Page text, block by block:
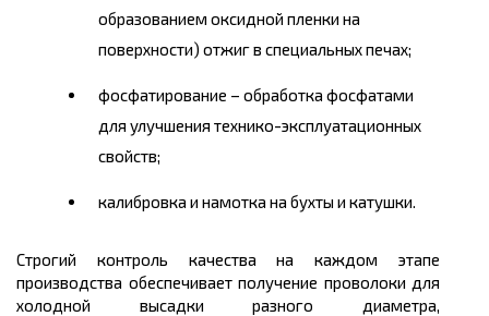
образованием оксидной пленки на
поверхности) отжиг в специальных печах;
фосфатирование – обработка фосфатами
для улучшения технико-эксплуатационных
свойств;
калибровка и намотка на бухты и катушки.
Строгий контроль качества на каждом этапе
производства обеспечивает получение проволоки для
холодной высадки разного диаметра,